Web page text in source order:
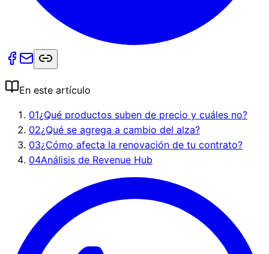
En este artículo
01¿Qué productos suben de precio y cuáles no?
02¿Qué se agrega a cambio del alza?
03¿Cómo afecta la renovación de tu contrato?
04Análisis de Revenue Hub